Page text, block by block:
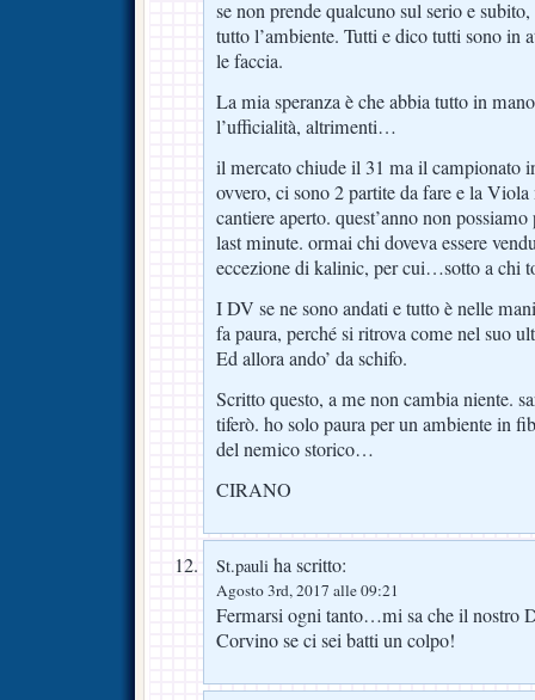
se non prende qualcuno sul serio e
tutto l’ambiente. Tutti e dico tutti sono in
le faccia.
La mia speranza è che abbia tutto in
l’ufficialità, altrimenti…
il mercato chiude il 31 ma il campionato
ovvero, ci sono 2 partite da fare e la
cantiere aperto. quest’anno non
last minute. ormai chi doveva essere
eccezione di kalinic, per cui…sotto a chi
I DV se ne sono andati e tutto è nelle
fa paura, perché si ritrova come nel suo
Ed allora ando’ da schifo.
Scritto questo, a me non cambia niente.
tiferò. ho solo paura per un ambiente in
del nemico storico…
CIRANO
St.pauli ha scritto:
Agosto 3rd, 2017 alle 09:21
Fermarsi ogni tanto…mi sa che il nostro
Corvino se ci sei batti un colpo!